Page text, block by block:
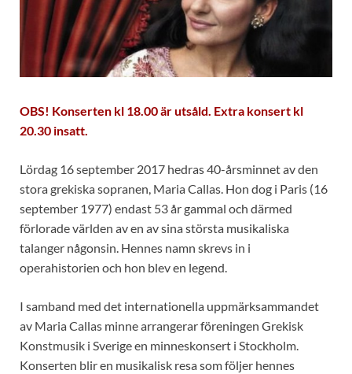
OBS! Konserten kl 18.00 är utsåld. Extra konsert kl
20.30 insatt.
Lördag 16 september 2017 hedras 40-årsminnet av den
stora grekiska sopranen, Maria Callas. Hon dog i Paris (16
september 1977) endast 53 år gammal och därmed
förlorade världen av en av sina största musikaliska
talanger någonsin. Hennes namn skrevs in i
operahistorien och hon blev en legend.
I samband med det internationella uppmärksammandet
av Maria Callas minne arrangerar föreningen Grekisk
Konstmusik i Sverige en minneskonsert i Stockholm.
Konserten blir en musikalisk resa som följer hennes